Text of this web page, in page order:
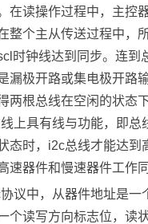
在读操作过程中，主控
整个主从传送过程中，
时钟线达到同步。连到
漏极开路或集电极开路
两根总线在空闲的状态
上具有线与功能，即总
态时，i2c总线才能达到
速器件和慢速器件工作同
中，从器件地址是一
个读写方向标志位，读